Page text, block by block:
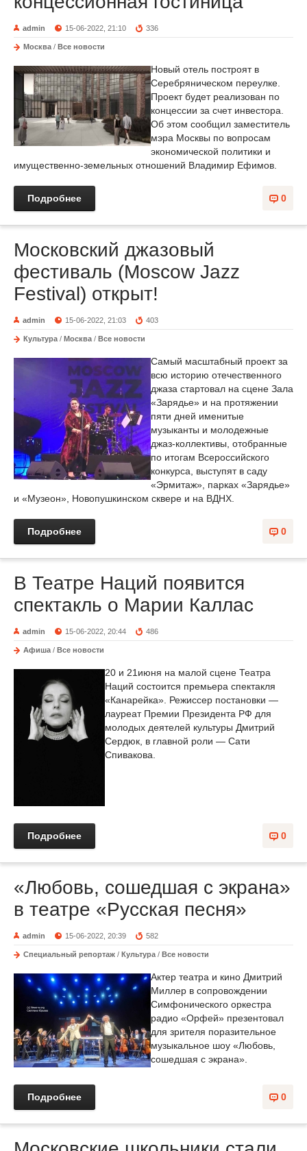
admin 15-06-2022, 21:10 336
Москва / Все новости
Новый отель построят в
Серебряническом переулке.
Проект будет реализован по
концессии за счет инвестора.
Об этом сообщил заместитель
мэра Москвы по вопросам
экономической политики и
имущественно-земельных отношений Владимир Ефимов.
0
Подробнее
Московский джазовый
фестиваль (Moscow Jazz
Festival) открыт!
admin 15-06-2022, 21:03 403
Культура / Москва / Все новости
Самый масштабный проект за
всю историю отечественного
джаза стартовал на сцене Зала
«Зарядье» и на протяжении
пяти дней именитые
музыканты и молодежные
джаз-коллективы, отобранные
по итогам Всероссийского
конкурса, выступят в саду
«Эрмитаж», парках «Зарядье»
и «Музеон», Новопушкинском сквере и на ВДНХ.
0
Подробнее
В Театре Наций появится
спектакль о Марии Каллас
admin 15-06-2022, 20:44 486
Афиша / Все новости
20 и 21июня на малой сцене Театра
Наций состоится премьера спектакля
«Канарейка». Режиссер постановки —
лауреат Премии Президента РФ для
молодых деятелей культуры Дмитрий
Сердюк, в главной роли — Сати
Спивакова.
0
Подробнее
«Любовь, сошедшая с экрана»
в театре «Русская песня»
admin 15-06-2022, 20:39 582
Специальный репортаж / Культура / Все новости
Актер театра и кино Дмитрий
Миллер в сопровождении
Симфонического оркестра
радио «Орфей» презентовал
для зрителя поразительное
музыкальное шоу «Любовь,
сошедшая с экрана».
0
Подробнее